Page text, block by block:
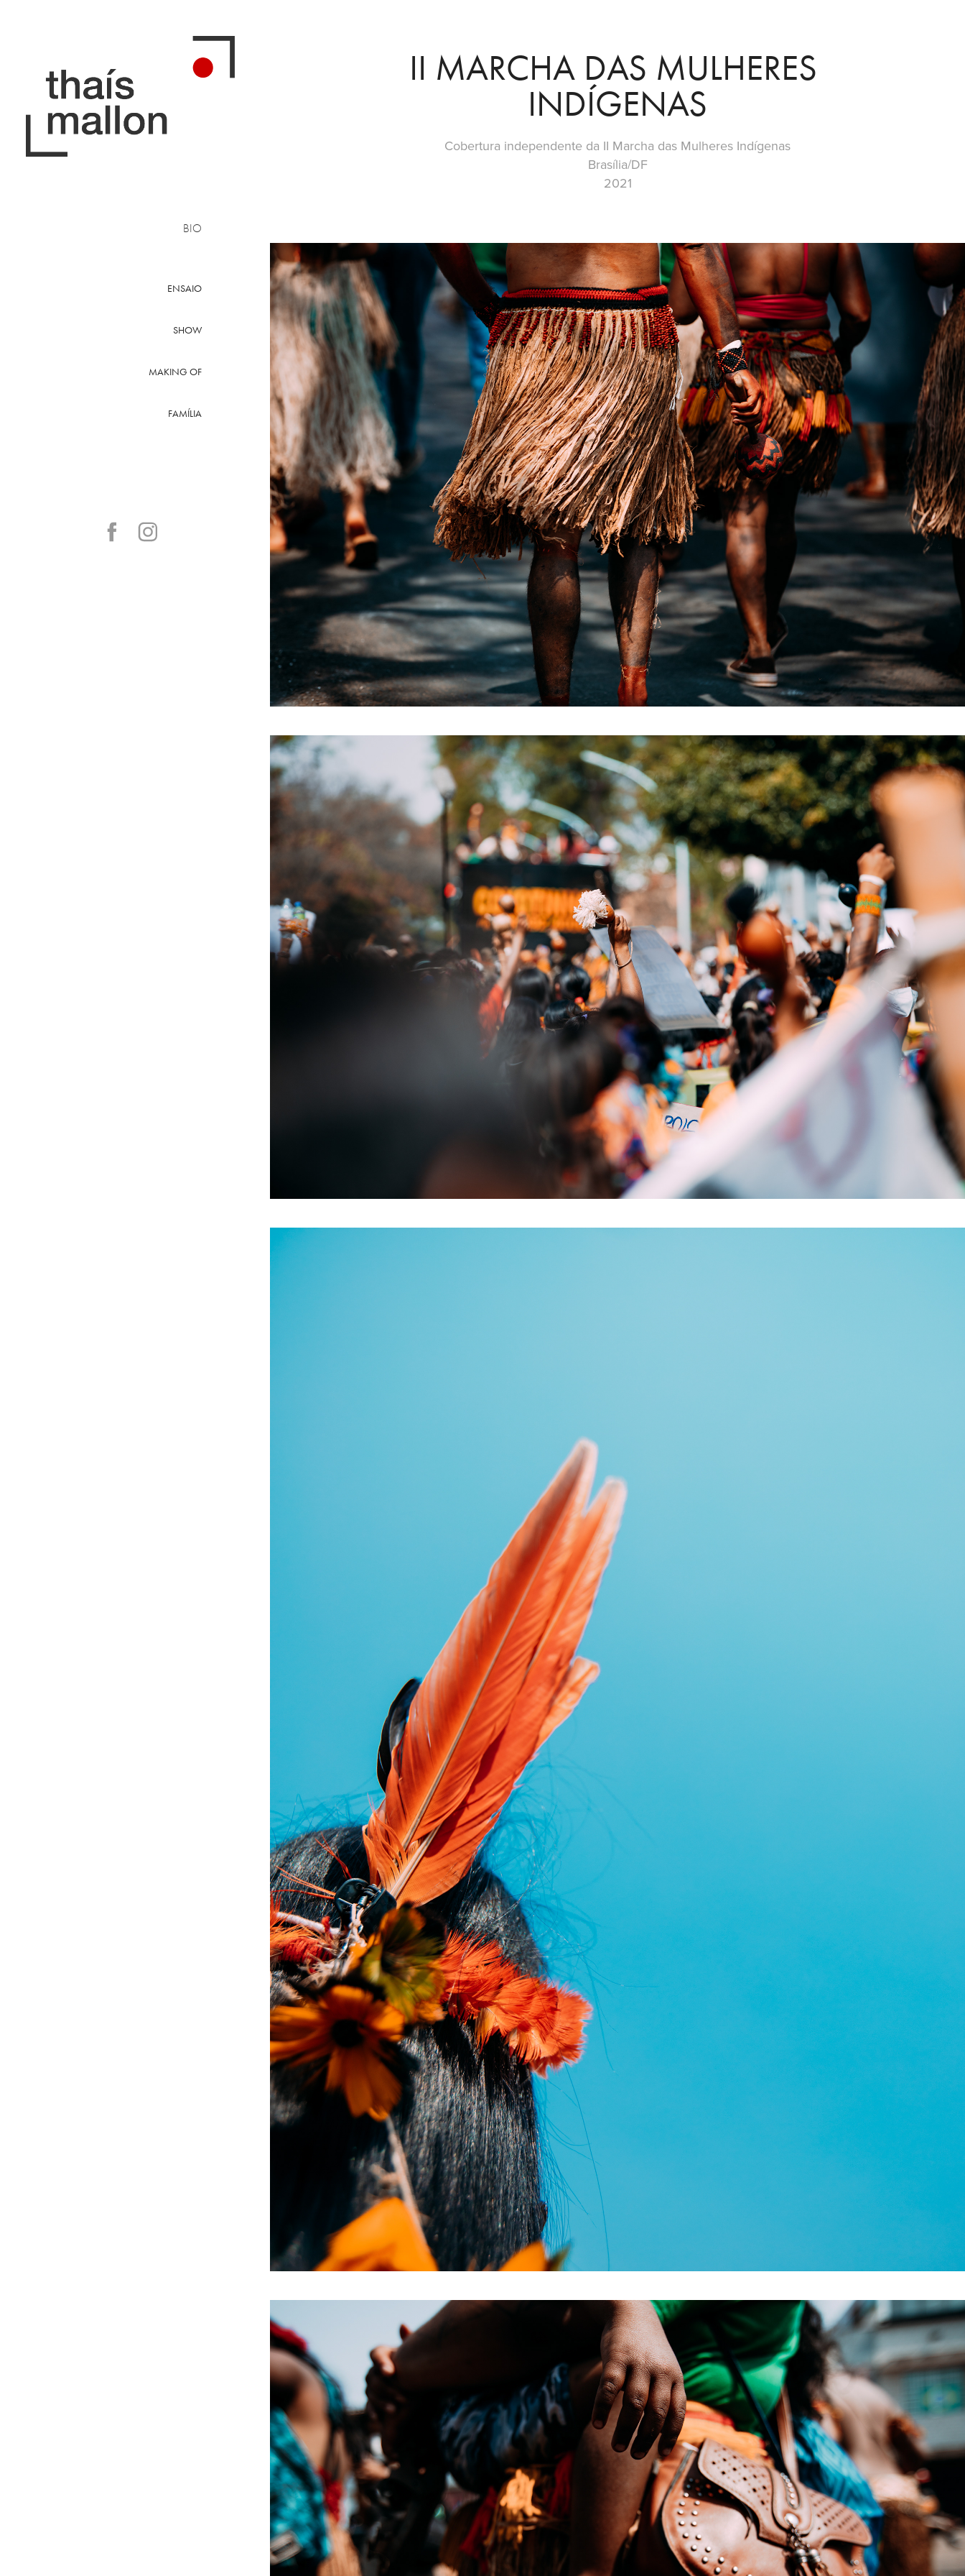
BIO
ENSAIO
SHOW
MAKING OF
FAMÍLIA
II MARCHA DAS MULHERES
INDÍGENAS
Cobertura independente da II Marcha das Mulheres Indígenas
Brasília/DF
2021